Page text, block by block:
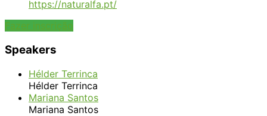
https://naturalfa.pt/
Fazer inscrição
Speakers
Hélder Terrinca
Hélder Terrinca
Mariana Santos
Mariana Santos